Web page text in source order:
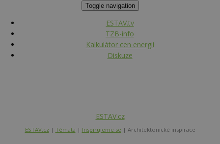
Toggle navigation
ESTAV.tv
TZB-info
Kalkulátor cen energií
Diskuze
ESTAV.cz
ESTAV.cz Témata Inspirujeme se Architektonické inspirace